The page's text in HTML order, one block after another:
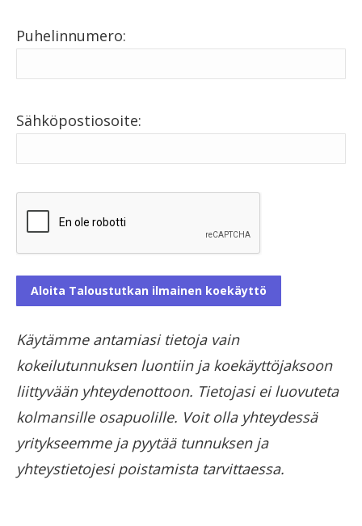
Puhelinnumero:
Sähköpostiosoite:
Käytämme antamiasi tietoja vain
kokeilutunnuksen luontiin ja koekäyttöjaksoon
liittyvään yhteydenottoon. Tietojasi ei luovuteta
kolmansille osapuolille. Voit olla yhteydessä
yritykseemme ja pyytää tunnuksen ja
yhteystietojesi poistamista tarvittaessa.